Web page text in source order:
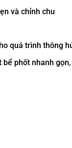
và chỉnh chu
quá trình thông
phốt nhanh